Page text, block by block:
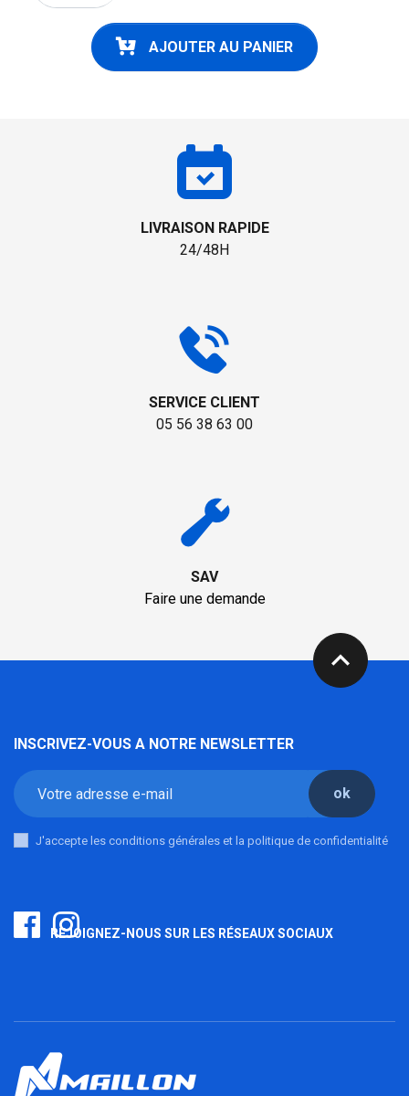
AJOUTER AU PANIER
LIVRAISON RAPIDE
24/48H
SERVICE CLIENT
05 56 38 63 00
SAV
Faire une demande
expand_less
INSCRIVEZ-VOUS A NOTRE NEWSLETTER
ok
J'accepte les conditions générales et la politique de confidentialité
REJOIGNEZ-NOUS SUR LES RÉSEAUX SOCIAUX